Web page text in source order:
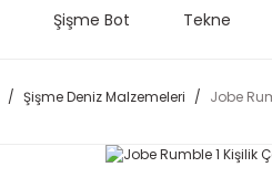
Şişme Bot Tekne
Şişme Deniz Malzemeleri Jobe